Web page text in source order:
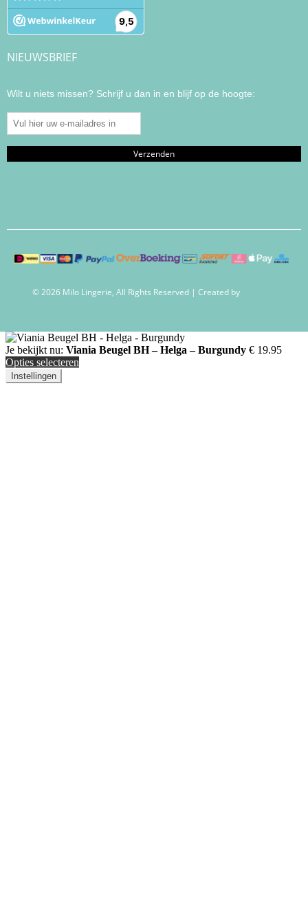
NIEUWSBRIEF
Wilt u niets missen? Schrijf u dan in en blijf op de hoogte:
© 2026 Milo Lingerie, All Rights Reserved | Created by
Je bekijkt nu: Viania Beugel BH – Helga – Burgundy € 19.95
Opties selecteren
Instellingen